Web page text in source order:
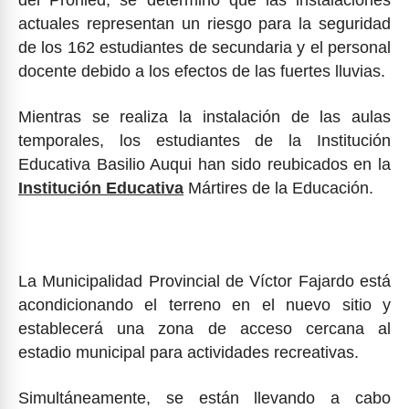
actuales representan un riesgo para la seguridad
de los 162 estudiantes de secundaria y el personal
docente debido a los efectos de las fuertes lluvias.
Mientras se realiza la instalación de las aulas
temporales, los estudiantes de la Institución
Educativa Basilio Auqui han sido reubicados en la
Institución Educativa Mártires de la Educación.
La Municipalidad Provincial de Víctor Fajardo está
acondicionando el terreno en el nuevo sitio y
establecerá una zona de acceso cercana al
estadio municipal para actividades recreativas.
Simultáneamente, se están llevando a cabo